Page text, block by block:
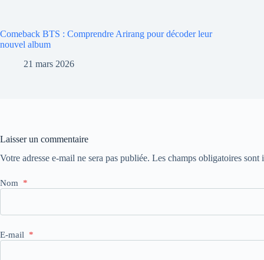
Comeback BTS : Comprendre Arirang pour décoder leur
nouvel album
21 mars 2026
Laisser un commentaire
Votre adresse e-mail ne sera pas publiée. Les champs obligatoires sont
Nom *
E-mail *